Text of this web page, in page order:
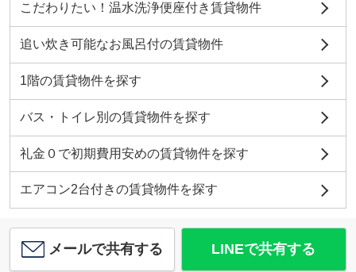
こだわりたい！温水洗浄便座付き賃貸物件
追い炊き可能なお風呂付の賃貸物件
1階の賃貸物件を探す
バス・トイレ別の賃貸物件を探す
礼金０で初期費用安めの賃貸物件を探す
エアコン2台付きの賃貸物件を探す
メールで共有する LINEで共有する